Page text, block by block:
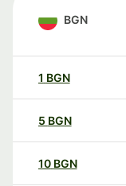
BGN
1 BGN
5 BGN
10 BGN